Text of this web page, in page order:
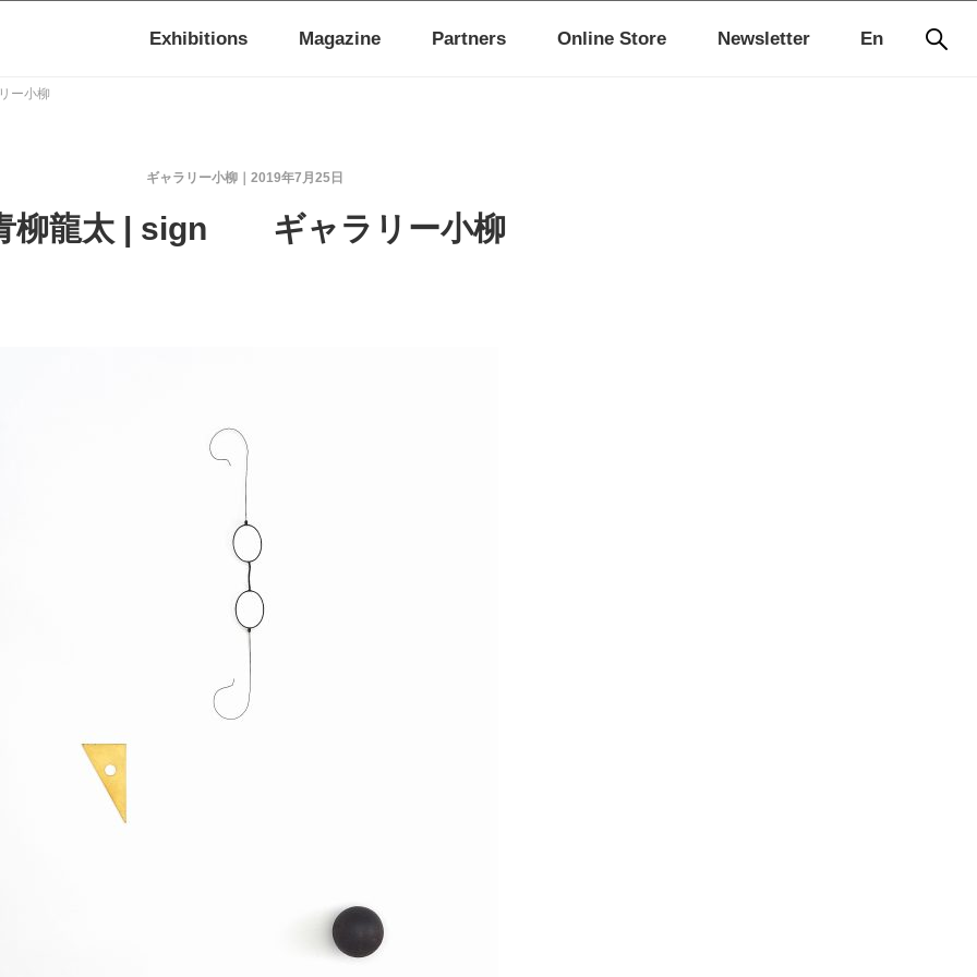
En
Exhibitions Magazine Partners Online Store Newsletter
ー小柳
2019年7月25日
ギャラリー小柳
柳龍太 | sign ギャラリー小柳